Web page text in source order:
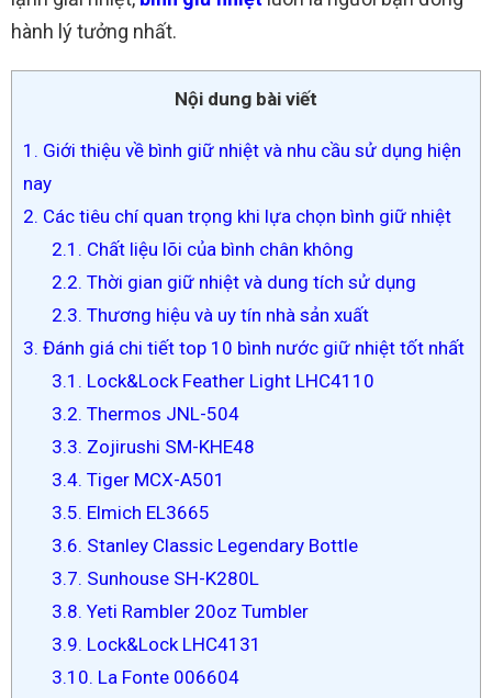
hành lý tưởng nhất.
Nội dung bài viết
1. Giới thiệu về bình giữ nhiệt và nhu cầu sử dụng hiện
nay
2. Các tiêu chí quan trọng khi lựa chọn bình giữ nhiệt
2.1. Chất liệu lõi của bình chân không
2.2. Thời gian giữ nhiệt và dung tích sử dụng
2.3. Thương hiệu và uy tín nhà sản xuất
3. Đánh giá chi tiết top 10 bình nước giữ nhiệt tốt nhất
3.1. Lock&Lock Feather Light LHC4110
3.2. Thermos JNL-504
3.3. Zojirushi SM-KHE48
3.4. Tiger MCX-A501
3.5. Elmich EL3665
3.6. Stanley Classic Legendary Bottle
3.7. Sunhouse SH-K280L
3.8. Yeti Rambler 20oz Tumbler
3.9. Lock&Lock LHC4131
3.10. La Fonte 006604